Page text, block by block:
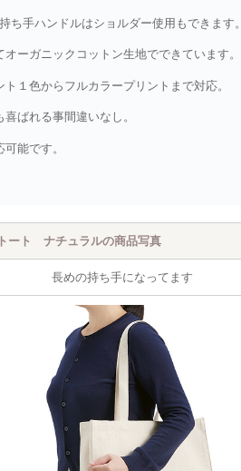
手ハンドルはショルダー使用もできます。
ーガニックコットン生地でできています。
１色からフルカラープリントまで対応。
ばれる事間違いなし。
能です。
ート ナチュラルの商品写真
長めの持ち手になってます